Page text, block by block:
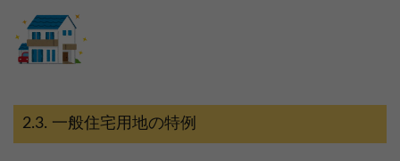
一般住宅用地の特例